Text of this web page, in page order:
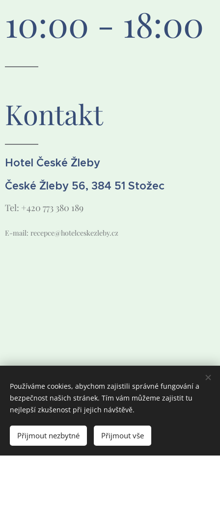
10:00 - 18:00
Kontakt
Hotel České Žleby
České Žleby 56, 384 51 Stožec
Tel: +420 773 380 189
E-mail: recepce@hotelceskezleby.cz
Používáme cookies, abychom zajistili správné fungování a
bezpečnost našich stránek. Tím vám můžeme zajistit tu
nejlepší zkušenost při jejich návštěvě.
Přijmout nezbytné Přijmout vše